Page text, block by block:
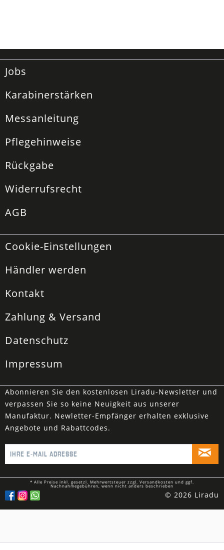
Jobs
Karabinerstärken
Messanleitung
Pflegehinweise
Rückgabe
Widerrufsrecht
AGB
Cookie-Einstellungen
Händler werden
Kontakt
Zahlung & Versand
Datenschutz
Impressum
Abonnieren Sie den kostenlosen Liradu-Newsletter und
verpassen Sie so keine Neuigkeit aus unserer
Manufaktur. Newletter-Empfänger erhalten exklusive
Angebote und Rabattcodes.
* Alle Preise inkl. gesetzl. Mehrwertsteuer zzgl. Versandkosten und ggf.
Nachnahmegebühren, wenn nicht anders beschrieben
© 2026 Liradu